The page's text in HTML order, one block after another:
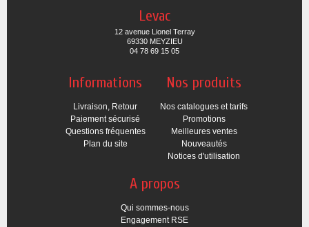
Levac
12 avenue Lionel Terray
69330 MEYZIEU
04 78 69 15 05
Informations
Livraison, Retour
Paiement sécurisé
Questions fréquentes
Plan du site
Nos produits
Nos catalogues et tarifs
Promotions
Meilleures ventes
Nouveautés
Notices d'utilisation
A propos
Qui sommes-nous
Engagement RSE